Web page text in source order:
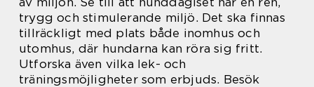
trygg och stimulerande miljö. Det ska finnas
tillräckligt med plats både inomhus och
utomhus, där hundarna kan röra sig fritt.
Utforska även vilka lek- och
träningsmöjligheter som erbjuds. Besök